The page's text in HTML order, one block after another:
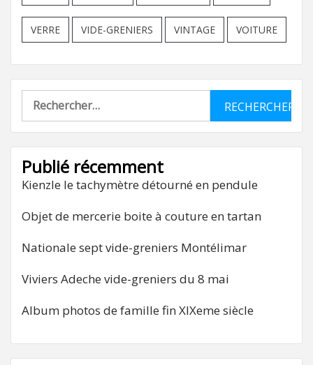
VERRE VIDE-GRENIERS VINTAGE VOITURE
Rechercher :
Publié récemment
Kienzle le tachymètre détourné en pendule
Objet de mercerie boite à couture en tartan
Nationale sept vide-greniers Montélimar
Viviers Adeche vide-greniers du 8 mai
Album photos de famille fin XIXeme siècle